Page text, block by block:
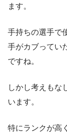
ます。
手持ちの選手で
手がカブってい
ですね。
しかし考えもな
います。
特にランクが高